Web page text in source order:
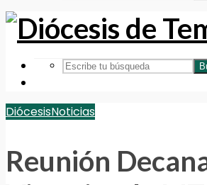
DiócesisNoticias
Reunión